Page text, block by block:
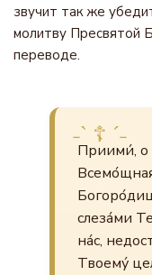
звучит так же
молитву Пресвятой
переводе.
Приими́, о
слеза́ми
на́с,
Твоему́